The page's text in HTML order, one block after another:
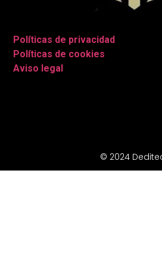
Políticas de privacidad
Políticas de cookies
Aviso legal
© 2024